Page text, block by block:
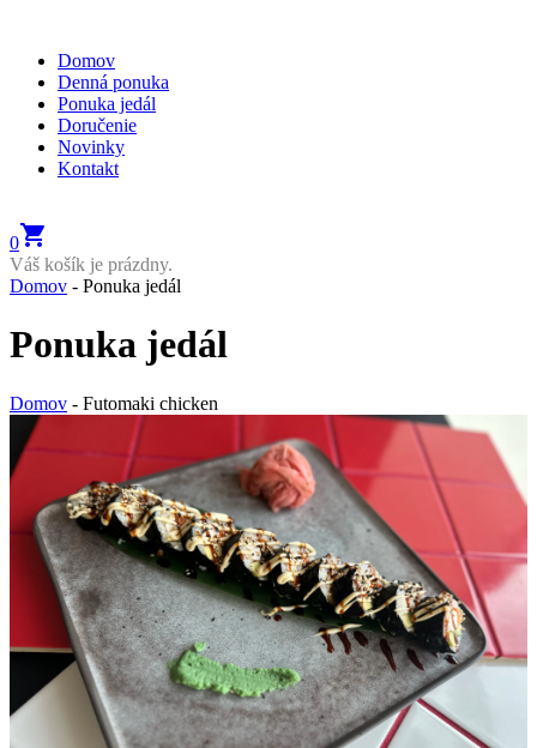
Domov
Denná ponuka
Ponuka jedál
Doručenie
Novinky
Kontakt
0shopping_cart
Váš košík je prázdny.
Domov - Ponuka jedál
Ponuka jedál
Domov - Futomaki chicken